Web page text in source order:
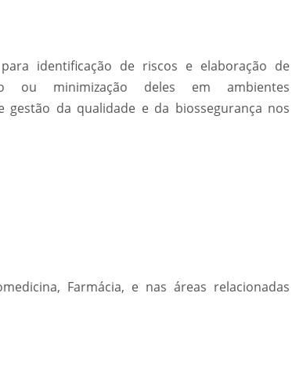
identificação de riscos e elaboração de
ou minimização deles em ambientes
gestão da qualidade e da biossegurança nos
Farmácia, e nas áreas relacionadas